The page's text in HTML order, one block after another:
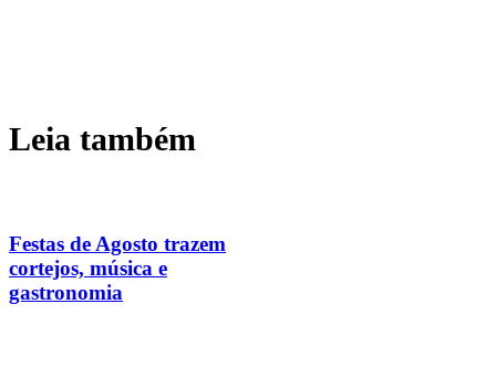
Leia também
Festas de Agosto trazem
cortejos, música e
gastronomia